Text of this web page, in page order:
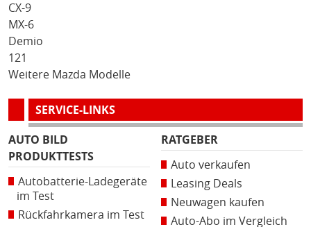
CX-9
MX-6
Demio
121
Weitere Mazda Modelle
SERVICE-LINKS
AUTO BILD
PRODUKTTESTS
Autobatterie-Ladegeräte
im Test
Rückfahrkamera im Test
RATGEBER
Auto verkaufen
Leasing Deals
Neuwagen kaufen
Auto-Abo im Vergleich